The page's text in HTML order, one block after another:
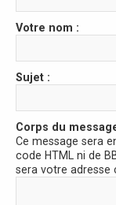
Votre nom :
Sujet :
Corps du
Ce message sera
code HTML ni de
sera votre adresse